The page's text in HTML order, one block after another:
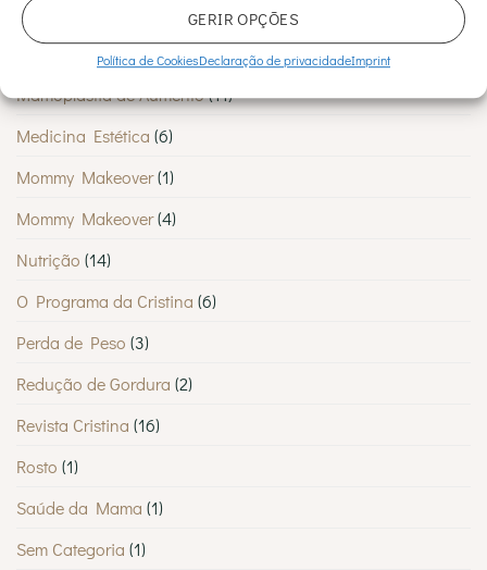
GERIR OPÇÕES
Política de CookiesDeclaração de privacidadeImprint
Lipoescultura
Lipoescultura(2)
Mamoplastia de Aumento(11)
Medicina Estética (6)
Mommy Makeover(1)
Mommy Makeover(4)
Nutrição (14)
O Programa da Cristina (6)
Perda de Peso (3)
Redução de Gordura (2)
Revista Cristina (16)
Rosto (1)
Saúde da Mama (1)
Sem Categoria (1)